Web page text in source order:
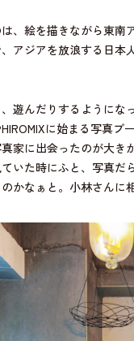
、絵を描きながら東
アジアを放浪する日
、遊んだりするように
に始まる写真
家に出会ったのが大き
いた時にふと、写真
かなぁと。小林さんに